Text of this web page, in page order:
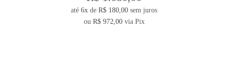
até6x deR$ 180,00 sem juros
ou R$ 972,00via Pix